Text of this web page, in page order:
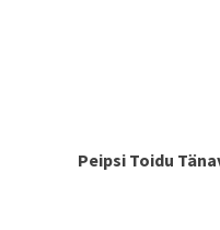
Peipsi Toidu